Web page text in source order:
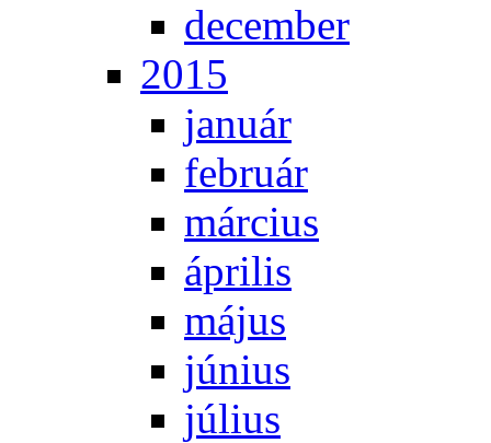
de­cem­ber
2015
ja­nu­ár
feb­ru­ár
már­ci­us
áp­ri­lis
má­jus
jú­ni­us
jú­li­us